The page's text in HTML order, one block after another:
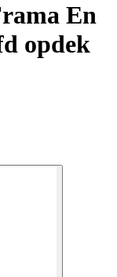
En
opdek